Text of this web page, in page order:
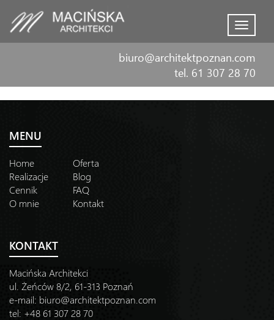
Menu
biuro@architektpoznan.com
tel. 61 307 28 70
MENU
Home
Oferta
Realizacje
Blog
Cennik
FAQ
O mnie
Kontakt
KONTAKT
Macińska Architekci
ul. Żeńców 8/2, 61-313 Poznań
e-mail: biuro@architektpoznan.com
tel: +48 61 307 28 70